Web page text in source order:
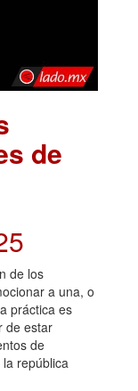
de
de los
a una, o
práctica es
de estar
de
la república